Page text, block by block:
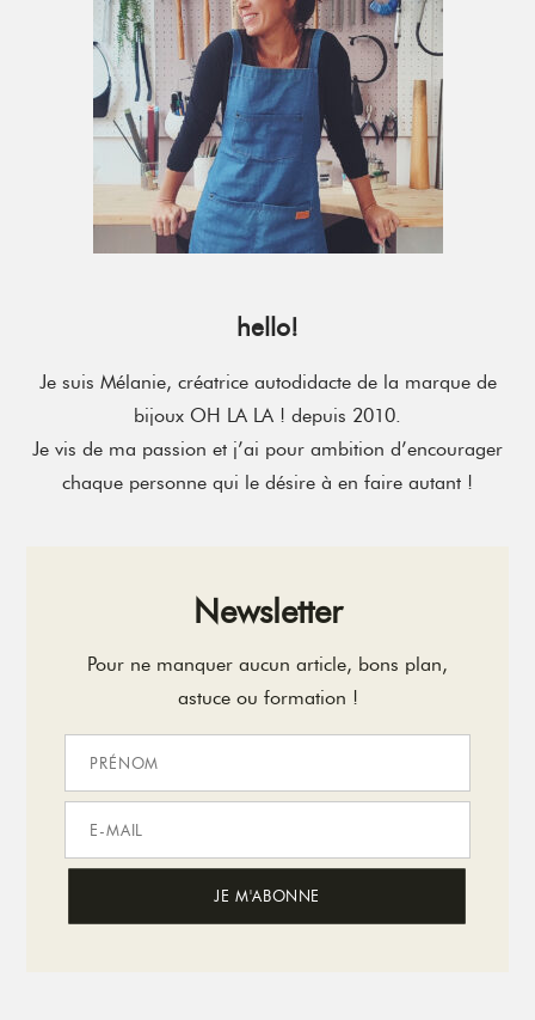
hello!
Je suis Mélanie, créatrice autodidacte de la marque de
bijoux OH LA LA ! depuis 2010.
Je vis de ma passion et j’ai pour ambition d’encourager
chaque personne qui le désire à en faire autant !
Newsletter
Pour ne manquer aucun article, bons plan,
astuce ou formation !